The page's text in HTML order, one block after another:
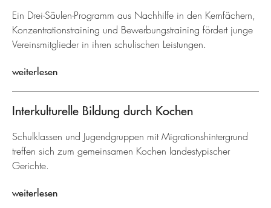
Ein Drei-Säulen-Programm aus Nachhilfe in den Kernfächern,
Konzentrationstraining und Bewerbungstraining fördert junge
Vereinsmitglieder in ihren schulischen Leistungen.
weiterlesen
Interkulturelle Bildung durch Kochen
Schulklassen und Jugendgruppen mit Migrationshintergrund
treffen sich zum gemeinsamen Kochen landestypischer
Gerichte.
weiterlesen